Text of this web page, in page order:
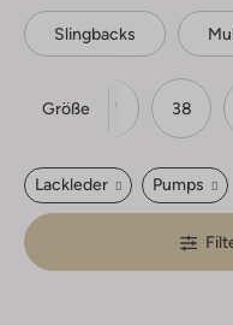
Slingbacks
Größe
36 37 38
Lackleder Pumps